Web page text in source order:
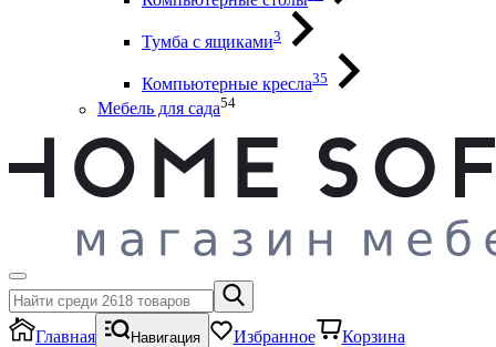
Тумба с ящиками3
Компьютерные кресла35
Мебель для сада54
Главная Навигация Избранное Корзина